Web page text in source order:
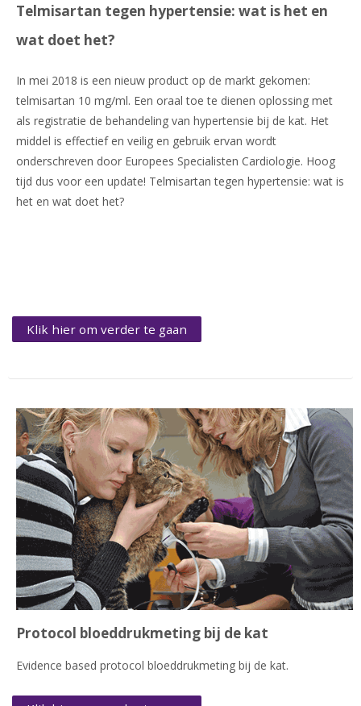
Telmisartan tegen hypertensie: wat is het en
wat doet het?
In mei 2018 is een nieuw product op de markt gekomen:
telmisartan 10 mg/ml. Een oraal toe te dienen oplossing met
als registratie de behandeling van hypertensie bij de kat. Het
middel is effectief en veilig en gebruik ervan wordt
onderschreven door Europees Specialisten Cardiologie. Hoog
tijd dus voor een update! Telmisartan tegen hypertensie: wat is
het en wat doet het?
Klik hier om verder te gaan
Protocol bloeddrukmeting bij de kat
Evidence based protocol bloeddrukmeting bij de kat.